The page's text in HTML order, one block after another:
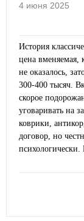
4 июня 2025
История
цена вменяемая,
не оказалось,
300-400 тысяч.
скорое
уговаривать на
коврики,
договор, но
психологически.